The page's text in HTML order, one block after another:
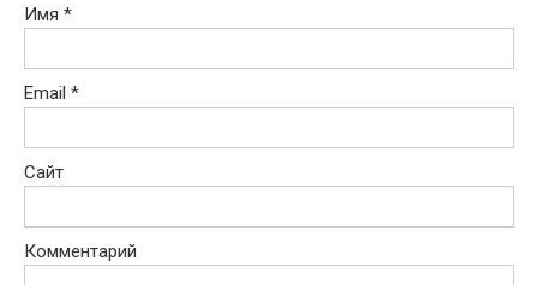
Имя *
Email *
Сайт
Комментарий